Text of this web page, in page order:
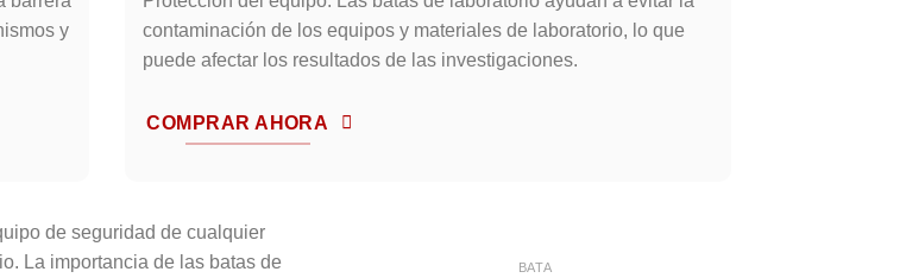
y
contaminación de los equipos y materiales de laboratorio, lo que
puede afectar los resultados de las investigaciones.
COMPRAR AHORA
de seguridad de cualquier
La importancia de las batas de
BATA